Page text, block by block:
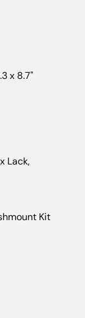
x 8.7"
Lack,
Kit